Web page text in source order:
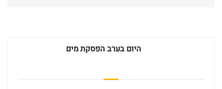
היום בערב הפסקת מים